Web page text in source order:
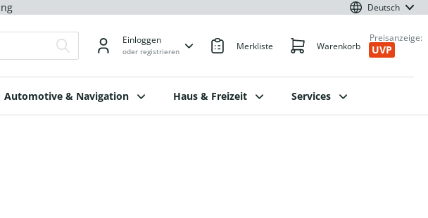
Deutsch
Einloggen
oder registrieren Merkliste Warenkorb
Preisanzeige:
UVP
Automotive & Navigation Haus & Freizeit Services